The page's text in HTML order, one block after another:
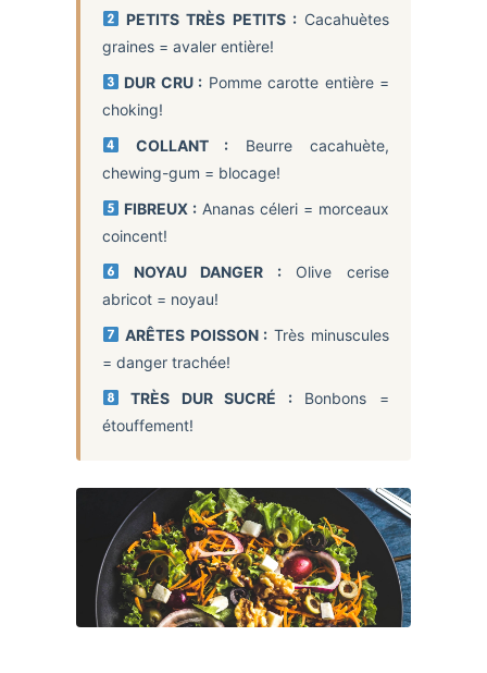
PETITS TRÈS PETITS :Cacahuètes
graines = avaler entière!
DUR CRU : Pomme carotte entière =
choking!
COLLANT : Beurre cacahuète,
chewing-gum = blocage!
FIBREUX :Ananas céleri = morceaux
coincent!
NOYAU DANGER :Olive cerise
abricot = noyau!
ARÊTES POISSON : Très minuscules
= danger trachée!
TRÈS DUR SUCRÉ :Bonbons =
étouffement!